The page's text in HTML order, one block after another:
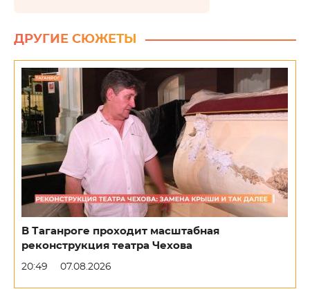
ДРУГИЕ СЮЖЕТЫ
В Таганроге проходит масштабная
реконструкция театра Чехова
20:49 07.08.2026